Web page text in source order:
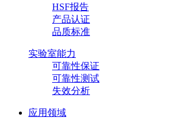
HSF报告
产品认证
品质标准
实验室能力
可靠性保证
可靠性测试
失效分析
应用领域